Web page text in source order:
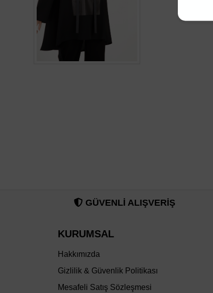
GÜVENLİ ALIŞVERİŞ
KURUMSAL
Hakkımızda
Gizlilik & Güvenlik Politikası
Mesafeli Satış Sözleşmesi